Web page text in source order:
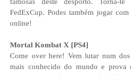
FedExCup. Podes também jogar
online!
Mortal Kombat X [PS4]
Come over here! Vem lutar num
mais conhecido do mundo e prova